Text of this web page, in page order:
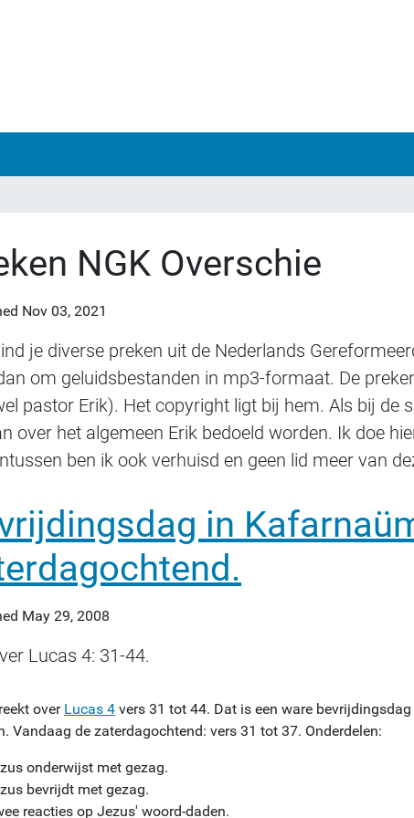
NGK Overschie
Nov 03, 2021
je diverse preken uit de Nederlands
om geluidsbestanden in mp3-formaat. De
pastor Erik). Het copyright ligt bij hem. Als bij de
over het algemeen Erik bedoeld worden. Ik doe
ben ik ook verhuisd en geen lid meer van
in
May 29, 2008
Lucas 4: 31-44.
over Lucas 4 vers 31 tot 44. Dat is een ware
Vandaag de zaterdagochtend: vers 31 tot 37. Onderdelen:
onderwijst met gezag.
bevrijdt met gezag.
reacties op Jezus' woord-daden.